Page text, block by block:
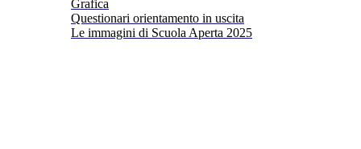
Grafica
Questionari orientamento in uscita
Le immagini di Scuola Aperta 2025